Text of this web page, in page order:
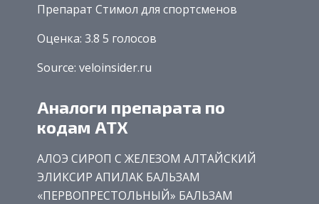
Препарат Стимол для спортсменов
Оценка: 3.8 5 голосов
Source: veloinsider.ru
Аналоги препарата по
кодам АТХ
АЛОЭ СИРОП С ЖЕЛЕЗОМ АЛТАЙСКИЙ
ЭЛИКСИР АПИЛАК БАЛЬЗАМ
«ПЕРВОПРЕСТОЛЬНЫЙ» БАЛЬЗАМ